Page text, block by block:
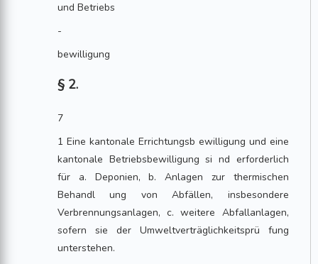
und Betriebs
-
bewilligung
§ 2.
7
1 Eine kantonale Errichtungsb ewilligung und eine
kantonale Betriebsbewilligung si nd erforderlich
für a. Deponien, b. Anlagen zur thermischen
Behandl ung von Abfällen, insbesondere
Verbrennungsanlagen, c. weitere Abfallanlagen,
sofern sie der Umweltverträglichkeitsprü fung
unterstehen.